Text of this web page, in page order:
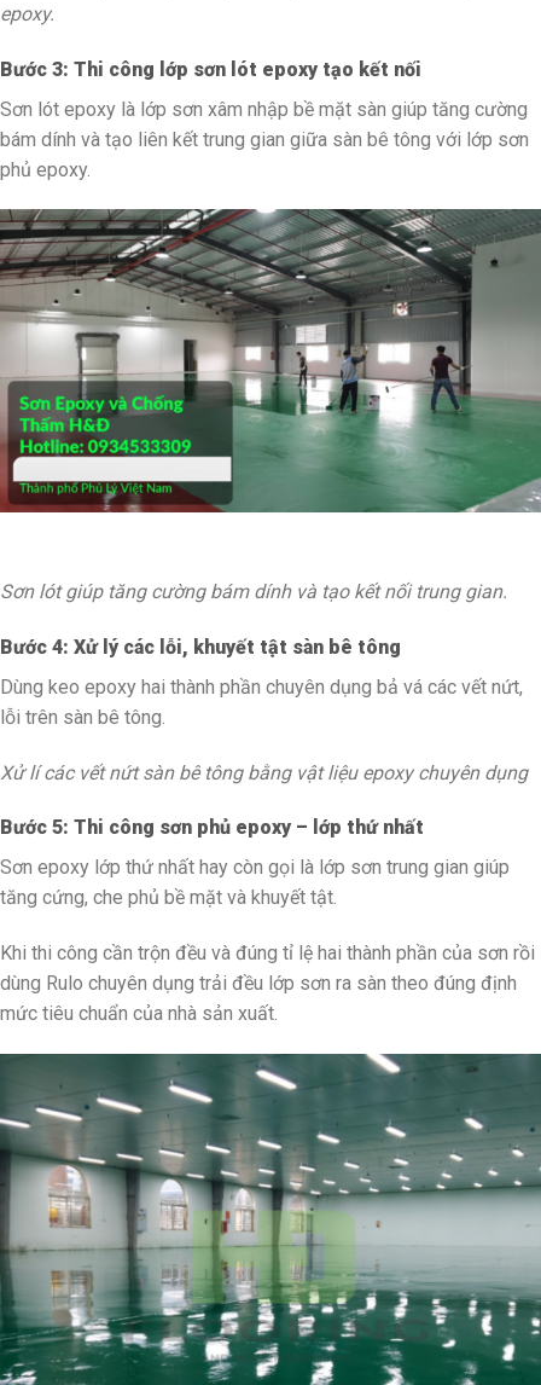
epoxy.
Bước 3: Thi công lớp sơn lót epoxy tạo kết nối
Sơn lót epoxy là lớp sơn xâm nhập bề mặt sàn giúp tăng cường
bám dính và tạo liên kết trung gian giữa sàn bê tông với lớp sơn
phủ epoxy.
Sơn lót giúp tăng cường bám dính và tạo kết nối trung gian.
Bước 4: Xử lý các lỗi, khuyết tật sàn bê tông
Dùng keo epoxy hai thành phần chuyên dụng bả vá các vết nứt,
lỗi trên sàn bê tông.
Xử lí các vết nứt sàn bê tông bằng vật liệu epoxy chuyên dụng
Bước 5: Thi công sơn phủ epoxy – lớp thứ nhất
Sơn epoxy lớp thứ nhất hay còn gọi là lớp sơn trung gian giúp
tăng cứng, che phủ bề mặt và khuyết tật.
Khi thi công cần trộn đều và đúng tỉ lệ hai thành phần của sơn rồi
dùng Rulo chuyên dụng trải đều lớp sơn ra sàn theo đúng định
mức tiêu chuẩn của nhà sản xuất.